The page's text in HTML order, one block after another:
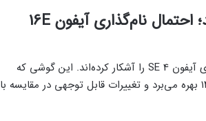
تصاویر ماکت و قاب‌های آیفون SE 4 منتشر شد؛ احتمال نام‌گذاری آیفون 16E
تصاویر و ویدیوهای فاش‌شده‌، جزئیات جدیدی از طراحی و ویژگی‌های آیفون SE 4 را آشکار کرده‌اند. این گوشی که
احتمال می‌رود با نام آیفون 16E عرضه شود، از طراحی مشابه آیفون ۱۴ بهره می‌برد و تغییرات قابل‌ توجهی در مقایسه با